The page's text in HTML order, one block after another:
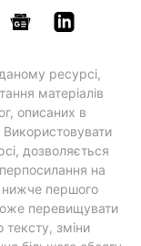
ресурсі,
матеріалів
описаних в
Використовувати
дозволяється
на
першого
перевищувати
тексту, зміни